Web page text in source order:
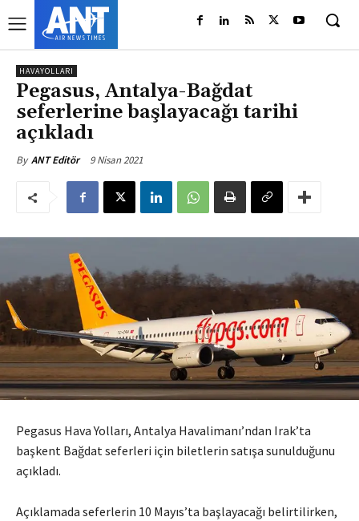
HAVAYOLLARI
Pegasus, Antalya-Bağdat
seferlerine başlayacağı tarihi
açıkladı
By ANT Editör 9 Nisan 2021
Pegasus Hava Yolları, Antalya Havalimanı’ndan Irak’ta
başkent Bağdat seferleri için biletlerin satışa sunulduğunu
açıkladı.
Açıklamada seferlerin 10 Mayıs’ta başlayacağı belirtilirken,